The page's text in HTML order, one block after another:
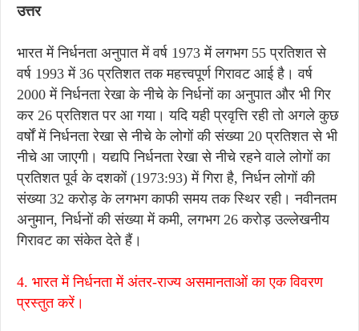
उत्तर
भारत में निर्धनता अनुपात में वर्ष 1973 में लगभग 55 प्रतिशत से
वर्ष 1993 में 36 प्रतिशत तक महत्त्वपूर्ण गिरावट आई है। वर्ष
2000 में निर्धनता रेखा के नीचे के निर्धनों का अनुपात और भी गिर
कर 26 प्रतिशत पर आ गया। यदि यही प्रवृत्ति रही तो अगले कुछ
वर्षों में निर्धनता रेखा से नीचे के लोगों की संख्या 20 प्रतिशत से भी
नीचे आ जाएगी। यद्यपि निर्धनता रेखा से नीचे रहने वाले लोगों का
प्रतिशत पूर्व के दशकों (1973:93) में गिरा है, निर्धन लोगों की
संख्या 32 करोड़ के लगभग काफी समय तक स्थिर रही। नवीनतम
अनुमान, निर्धनों की संख्या में कमी, लगभग 26 करोड़ उल्लेखनीय
गिरावट का संकेत देते हैं।
4. भारत में निर्धनता में अंतर-राज्य असमानताओं का एक विवरण
प्रस्तुत करें।